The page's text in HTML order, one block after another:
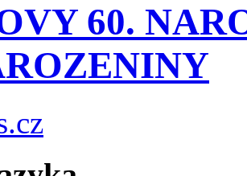
60.